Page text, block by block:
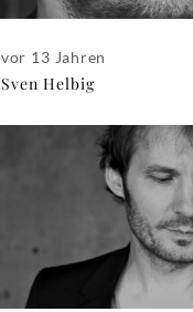
vor 13 Jahren
Sven Helbig